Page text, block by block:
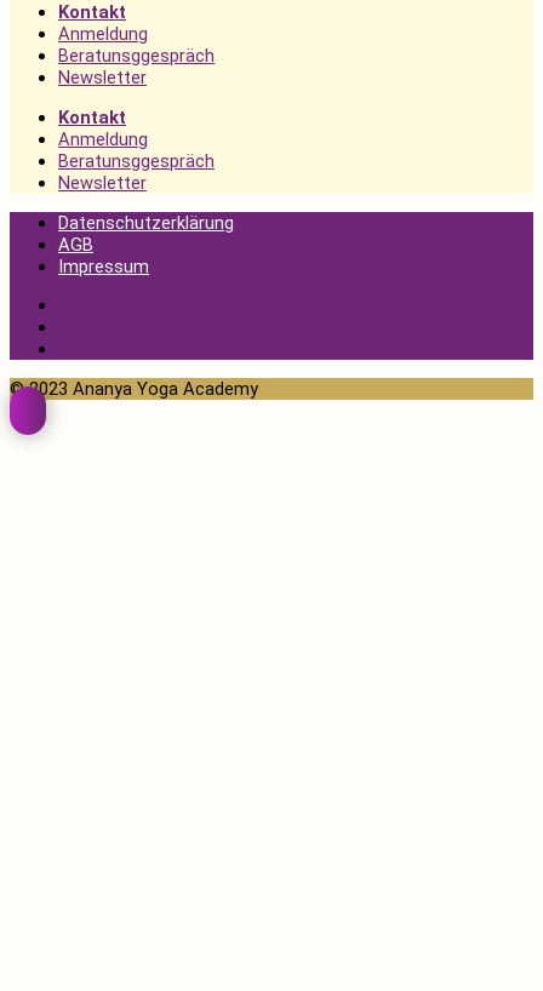
Kontakt
Anmeldung
Beratunsggespräch
Newsletter
Kontakt
Anmeldung
Beratunsggespräch
Newsletter
Datenschutzerklärung
AGB
Impressum
© 2023 Ananya Yoga Academy